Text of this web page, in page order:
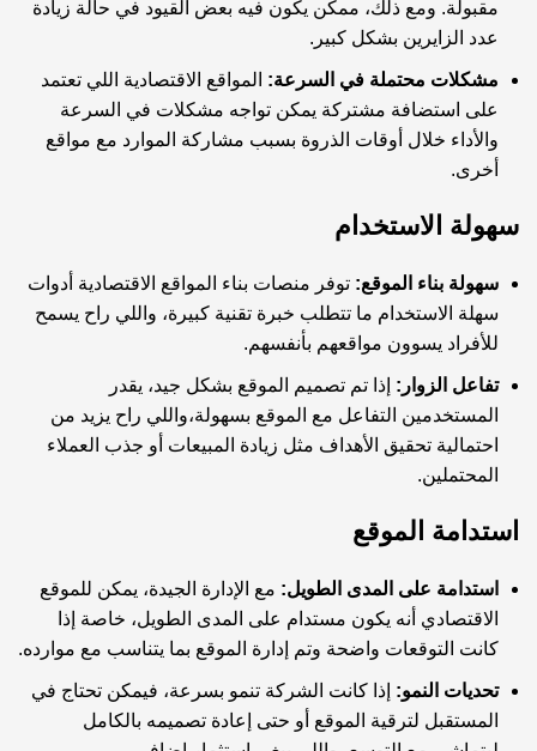
مقبولة. ومع ذلك، ممكن يكون فيه بعض القيود في حالة زيادة
عدد الزايرين بشكل كبير.
مشكلات محتملة في السرعة: المواقع الاقتصادية اللي تعتمد
على استضافة مشتركة يمكن تواجه مشكلات في السرعة
والأداء خلال أوقات الذروة بسبب مشاركة الموارد مع مواقع
أخرى.
سهولة الاستخدام
سهولة بناء الموقع: توفر منصات بناء المواقع الاقتصادية أدوات
سهلة الاستخدام ما تتطلب خبرة تقنية كبيرة، واللي راح يسمح
للأفراد يسوون مواقعهم بأنفسهم.
تفاعل الزوار: إذا تم تصميم الموقع بشكل جيد، يقدر
المستخدمين التفاعل مع الموقع بسهولة،واللي راح يزيد من
احتمالية تحقيق الأهداف مثل زيادة المبيعات أو جذب العملاء
المحتملين.
استدامة الموقع
استدامة على المدى الطويل: مع الإدارة الجيدة، يمكن للموقع
الاقتصادي أنه يكون مستدام على المدى الطويل، خاصة إذا
كانت التوقعات واضحة وتم إدارة الموقع بما يتناسب مع موارده.
تحديات النمو: إذا كانت الشركة تنمو بسرعة، فيمكن تحتاج في
المستقبل لترقية الموقع أو حتى إعادة تصميمه بالكامل